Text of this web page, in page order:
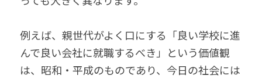
例えば、親世代がよく口にする「良い学校に進
んで良い会社に就職するべき」という価値観
は、昭和・平成のものであり、今日の社会には